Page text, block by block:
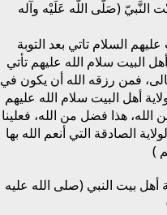
النَّبيّ (صَلَّى اللَّه عَلَيْه وآله
السلام تاتي بعد التوبة
البيت سلام الله عليهم تأتي
فمن رزقه الله أن يكون في
أهل البيت سلام الله عليهم
هذا فضل من الله، فعلينا
الصادقة التي أنعم الله بها
)
بيت النبي (صلى الله عليه